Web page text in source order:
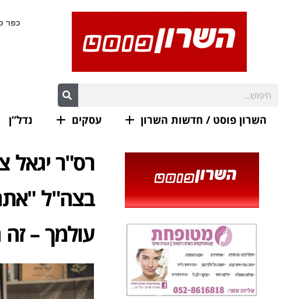
השרון פוסט / חדשות השרון עסקים נדל”ן
בצה"ל
עולמך –